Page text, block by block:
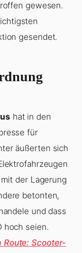
gewesen.
gesendet.
hat in den
für
äußerten sich
der Lagerung
betonten,
und dass
hoch seien.
Route: Scooter-